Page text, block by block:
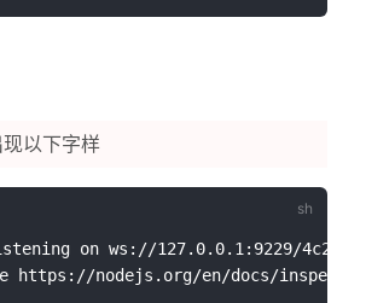
以下字样
on ws://127.0.0.1:9229/